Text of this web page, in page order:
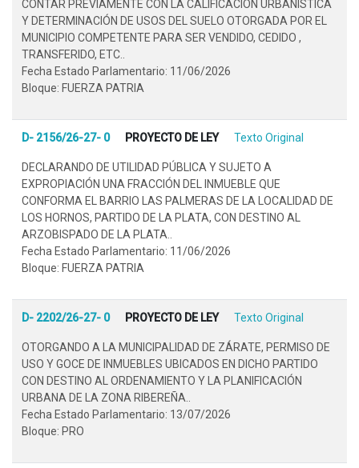
CONTAR PREVIAMENTE CON LA CALIFICACIÓN URBANÍSTICA
Y DETERMINACIÓN DE USOS DEL SUELO OTORGADA POR EL
MUNICIPIO COMPETENTE PARA SER VENDIDO, CEDIDO ,
TRANSFERIDO, ETC..
Fecha Estado Parlamentario: 11/06/2026
Bloque: FUERZA PATRIA
D- 2156/26-27- 0 PROYECTO DE LEY Texto Original
DECLARANDO DE UTILIDAD PÚBLICA Y SUJETO A
EXPROPIACIÓN UNA FRACCIÓN DEL INMUEBLE QUE
CONFORMA EL BARRIO LAS PALMERAS DE LA LOCALIDAD DE
LOS HORNOS, PARTIDO DE LA PLATA, CON DESTINO AL
ARZOBISPADO DE LA PLATA..
Fecha Estado Parlamentario: 11/06/2026
Bloque: FUERZA PATRIA
D- 2202/26-27- 0 PROYECTO DE LEY Texto Original
OTORGANDO A LA MUNICIPALIDAD DE ZÁRATE, PERMISO DE
USO Y GOCE DE INMUEBLES UBICADOS EN DICHO PARTIDO
CON DESTINO AL ORDENAMIENTO Y LA PLANIFICACIÓN
URBANA DE LA ZONA RIBEREÑA..
Fecha Estado Parlamentario: 13/07/2026
Bloque: PRO